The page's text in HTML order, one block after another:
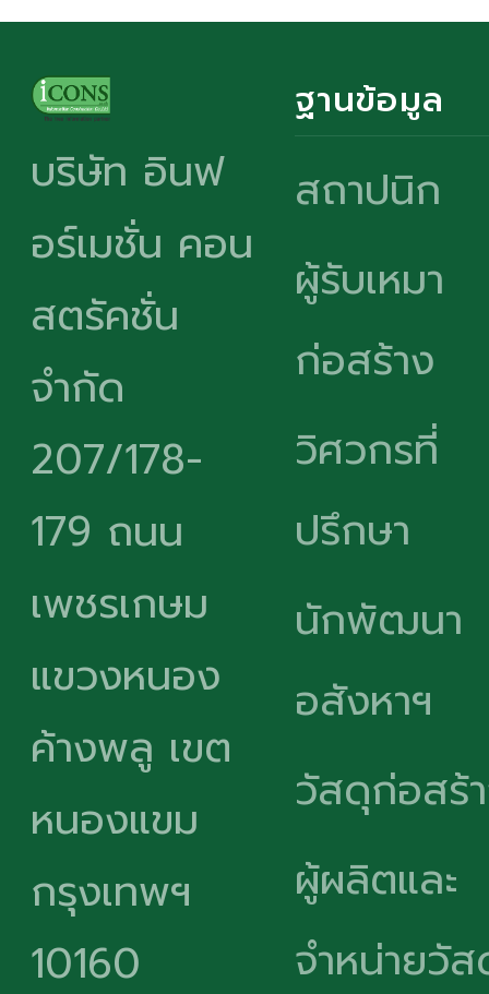
บริษัท อินฟ
อร์เมชั่น คอน
สตรัคชั่น
จำกัด
207/178-
179 ถนน
เพชรเกษม
แขวงหนอง
ค้างพลู เขต
หนองแขม
กรุงเทพฯ
10160
ฐานข้อมูล
สถาปนิก
ผู้รับเหมา
ก่อสร้าง
วิศวกรที่
ปรึกษา
นักพัฒนา
อสังหาฯ
วัสดุก่อสร้
ผู้ผลิตและ
จำหน่ายวั